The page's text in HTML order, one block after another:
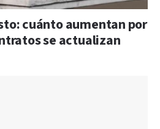
cuánto aumentan por
se actualizan